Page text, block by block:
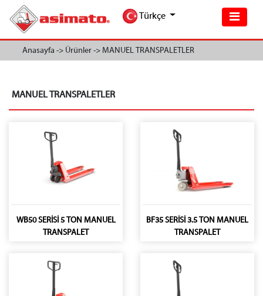
Türkçe
Anasayfa -> Ürünler -> MANUEL TRANSPALETLER
MANUEL TRANSPALETLER
WB50 SERİSİ 5 TON MANUEL
TRANSPALET
BF35 SERİSİ 3.5 TON MANUEL
TRANSPALET